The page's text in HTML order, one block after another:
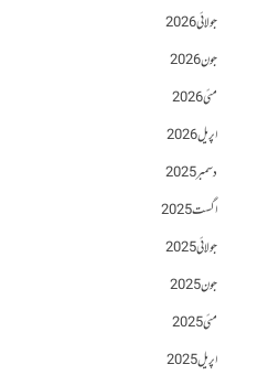
جولائی 2026
جون 2026
مئی 2026
اپریل 2026
دسمبر 2025
اگست 2025
جولائی 2025
جون 2025
مئی 2025
اپریل 2025